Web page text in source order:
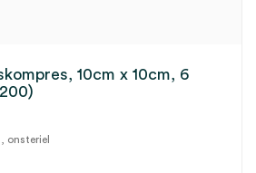
10cm x 10cm, 6
onsteriel